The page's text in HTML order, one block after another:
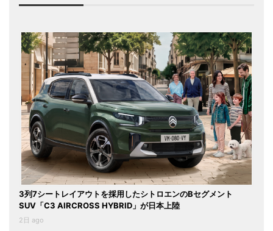
3列7シートレイアウトを採用したシトロエンのBセグメント
SUV「C3 AIRCROSS HYBRID」が日本上陸
2日 ago